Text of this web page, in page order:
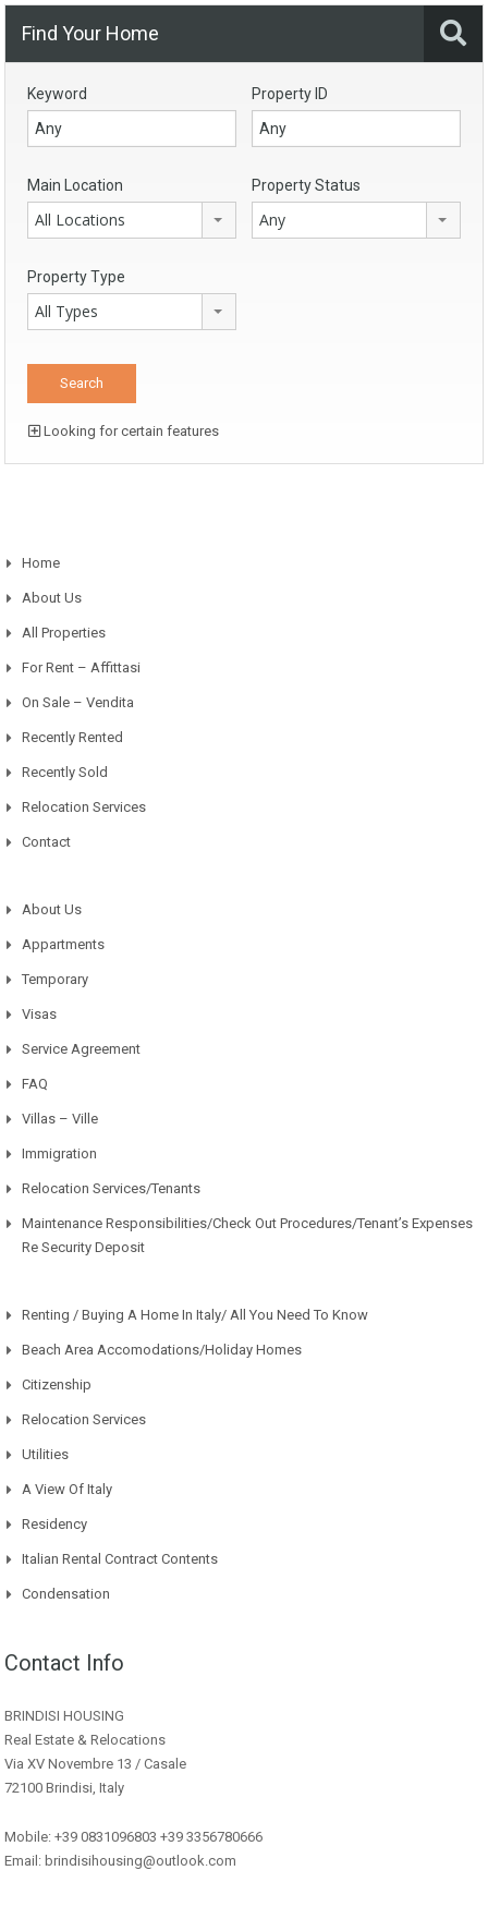
Find Your Home
Keyword Property ID
Main Location
All Locations
Property Status
Any
Property Type
All Types
Looking for certain features
Home
About Us
All Properties
For Rent – Affittasi
On Sale – Vendita
Recently Rented
Recently Sold
Relocation Services
Contact
About Us
Appartments
Temporary
Visas
Service Agreement
FAQ
Villas – Ville
Immigration
Relocation Services/Tenants
Maintenance Responsibilities/Check Out Procedures/Tenant’s Expenses
Re Security Deposit
Renting / Buying A Home In Italy/ All You Need To Know
Beach Area Accomodations/Holiday Homes
Citizenship
Relocation Services
Utilities
A View Of Italy
Residency
Italian Rental Contract Contents
Condensation
Contact Info
BRINDISI HOUSING
Real Estate & Relocations
Via XV Novembre 13 / Casale
72100 Brindisi, Italy
Mobile: +39 0831096803 +39 3356780666
Email: brindisihousing@outlook.com